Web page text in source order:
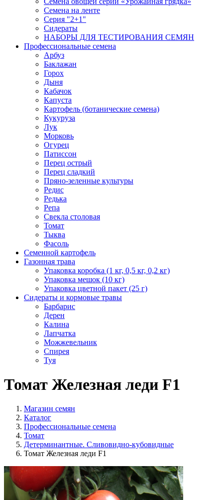
Семена на ленте
Серия "2+1"
Сидераты
НАБОРЫ ДЛЯ ТЕСТИРОВАНИЯ СЕМЯН
Профессиональные семена
Арбуз
Баклажан
Горох
Дыня
Кабачок
Капуста
Картофель (ботанические семена)
Кукуруза
Лук
Морковь
Огурец
Патиссон
Перец острый
Перец сладкий
Пряно-зеленные культуры
Редис
Редька
Репа
Свекла столовая
Томат
Тыква
Фасоль
Семенной картофель
Газонная трава
Упаковка коробка (1 кг, 0,5 кг, 0,2 кг)
Упаковка мешок (10 кг)
Упаковка цветной пакет (25 г)
Сидераты и кормовые травы
Барбарис
Дерен
Калина
Лапчатка
Можжевельник
Спирея
Туя
Томат Железная леди F1
Магазин семян
Каталог
Профессиональные семена
Томат
Детерминантные. Сливовидно-кубовидные
Томат Железная леди F1